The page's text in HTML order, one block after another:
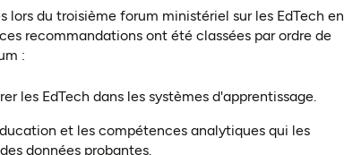
du troisième forum ministériel sur les EdTech en
recommandations ont été classées par ordre de
:
les EdTech dans les systèmes d'apprentissage.
et les compétences analytiques qui les
données probantes.